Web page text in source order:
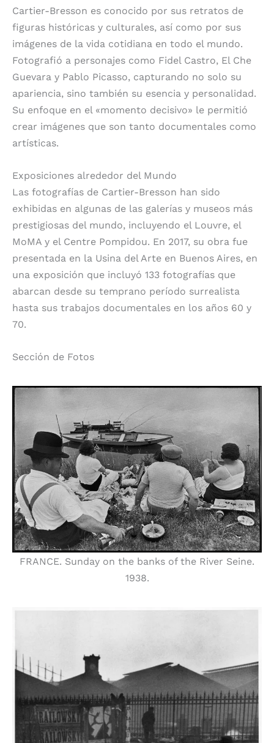
Cartier-Bresson es conocido por sus retratos de
figuras históricas y culturales, así como por sus
imágenes de la vida cotidiana en todo el mundo.
Fotografió a personajes como Fidel Castro, El Che
Guevara y Pablo Picasso, capturando no solo su
apariencia, sino también su esencia y personalidad.
Su enfoque en el «momento decisivo» le permitió
crear imágenes que son tanto documentales como
artísticas.
Exposiciones alrededor del Mundo
Las fotografías de Cartier-Bresson han sido
exhibidas en algunas de las galerías y museos más
prestigiosas del mundo, incluyendo el Louvre, el
MoMA y el Centre Pompidou. En 2017, su obra fue
presentada en la Usina del Arte en Buenos Aires, en
una exposición que incluyó 133 fotografías que
abarcan desde su temprano período surrealista
hasta sus trabajos documentales en los años 60 y
70.
Sección de Fotos
FRANCE. Sunday on the banks of the River Seine.
1938.